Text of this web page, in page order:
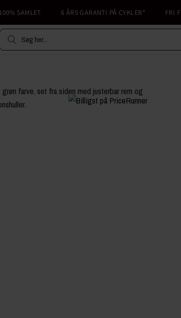
SAMLET 6 ÅRS GARANTI PÅ CYKLER* FRI
Søg her...